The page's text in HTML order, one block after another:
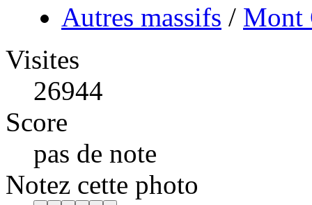
Autres massifs / Mont
Visites
26944
Score
pas de note
Notez cette photo